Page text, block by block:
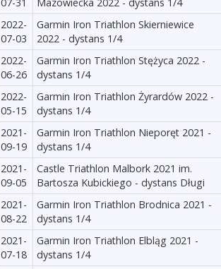
2022-
07-03
Garmin Iron Triathlon Skierniewice
2022 - dystans 1/4
2022-
06-26
Garmin Iron Triathlon Stężyca 2022 -
dystans 1/4
2022-
05-15
Garmin Iron Triathlon Żyrardów 2022 -
dystans 1/4
2021-
09-19
Garmin Iron Triathlon Nieporęt 2021 -
dystans 1/4
2021-
09-05
Castle Triathlon Malbork 2021 im.
Bartosza Kubickiego - dystans Długi
2021-
08-22
Garmin Iron Triathlon Brodnica 2021 -
dystans 1/4
2021-
07-18
Garmin Iron Triathlon Elbląg 2021 -
dystans 1/4